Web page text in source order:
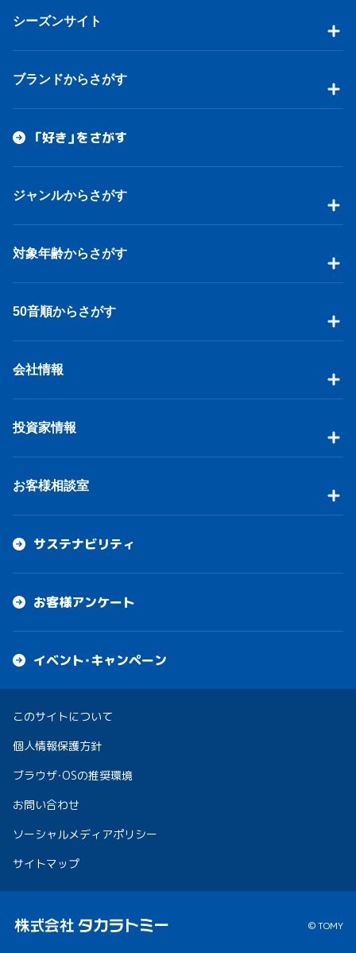
シーズンサイト
ブランドからさがす
「好き」をさがす
ジャンルからさがす
対象年齢からさがす
50音順からさがす
会社情報
投資家情報
お客様相談室
サステナビリティ
お客様アンケート
イベント・キャンペーン
このサイトについて
個人情報保護方針
ブラウザ・OSの推奨環境
お問い合わせ
ソーシャルメディアポリシー
サイトマップ
© TOMY